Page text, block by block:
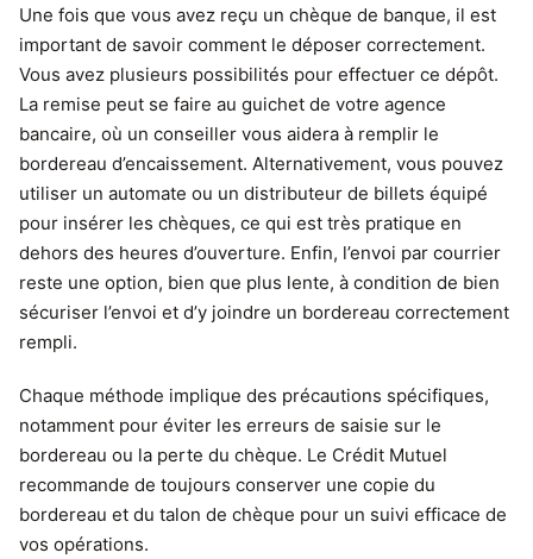
Une fois que vous avez reçu un chèque de banque, il est
important de savoir comment le déposer correctement.
Vous avez plusieurs possibilités pour effectuer ce dépôt.
La remise peut se faire au guichet de votre agence
bancaire, où un conseiller vous aidera à remplir le
bordereau d’encaissement. Alternativement, vous pouvez
utiliser un automate ou un distributeur de billets équipé
pour insérer les chèques, ce qui est très pratique en
dehors des heures d’ouverture. Enfin, l’envoi par courrier
reste une option, bien que plus lente, à condition de bien
sécuriser l’envoi et d’y joindre un bordereau correctement
rempli.
Chaque méthode implique des précautions spécifiques,
notamment pour éviter les erreurs de saisie sur le
bordereau ou la perte du chèque. Le Crédit Mutuel
recommande de toujours conserver une copie du
bordereau et du talon de chèque pour un suivi efficace de
vos opérations.